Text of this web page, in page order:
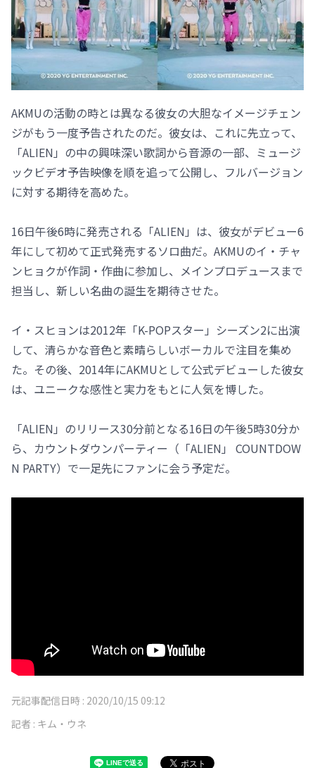
AKMUの活動の時とは異なる彼女の大胆なイメージチェン
ジがもう一度予告されたのだ。彼女は、これに先立って、
「ALIEN」の中の興味深い歌詞から音源の一部、ミュージ
ックビデオ予告映像を順を追って公開し、フルバージョン
に対する期待を高めた。
16日午後6時に発売される「ALIEN」は、彼女がデビュー6
年にして初めて正式発売するソロ曲だ。AKMUのイ・チャ
ンヒョクが作詞・作曲に参加し、メインプロデュースまで
担当し、新しい名曲の誕生を期待させた。
イ・スヒョンは2012年「K-POPスター」シーズン2に出演
して、清らかな音色と素晴らしいボーカルで注目を集め
た。その後、2014年にAKMUとして公式デビューした彼女
は、ユニークな感性と実力をもとに人気を博した。
「ALIEN」のリリース30分前となる16日の午後5時30分か
ら、カウントダウンパーティー（「ALIEN」 COUNTDOW
N PARTY）で一足先にファンに会う予定だ。
元記事配信日時 : 2020/10/15 09:12
記者 : キム・ウネ